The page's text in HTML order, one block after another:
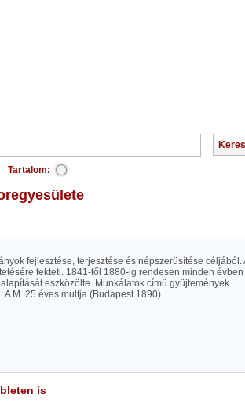
Tartalom:
fejlesztése, terjesztése és népszerüsítése céljából.
fekteti. 1841-től 1880-ig rendesen minden évben
eszközölte. Munkálatok címü gyüjtemények
M. 25 éves multja (Budapest 1890).
is